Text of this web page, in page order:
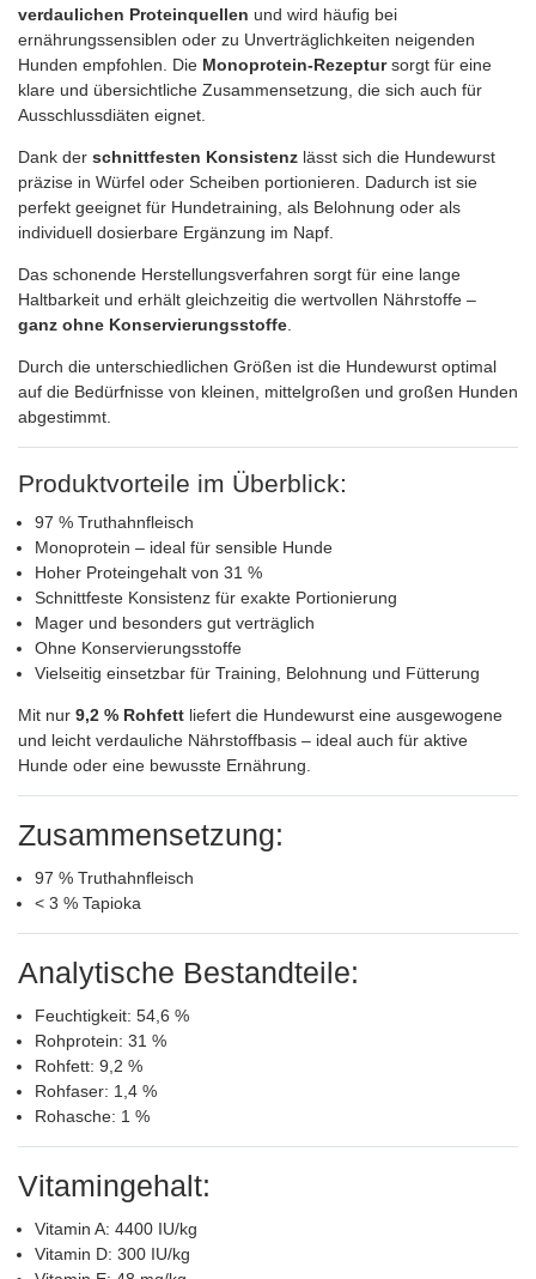
verdaulichen Proteinquellen und wird häufig bei
ernährungssensiblen oder zu Unverträglichkeiten neigenden
Hunden empfohlen. Die Monoprotein-Rezeptursorgt für eine
klare und übersichtliche Zusammensetzung, die sich auch für
Ausschlussdiäten eignet.
Dank der schnittfesten Konsistenz lässt sich die Hundewurst
präzise in Würfel oder Scheiben portionieren. Dadurch ist sie
perfekt geeignet für Hundetraining, als Belohnung oder als
individuell dosierbare Ergänzung im Napf.
Das schonende Herstellungsverfahren sorgt für eine lange
Haltbarkeit und erhält gleichzeitig die wertvollen Nährstoffe –
ganz ohne Konservierungsstoffe
Durch die unterschiedlichen Größen ist die Hundewurst optimal
auf die Bedürfnisse von kleinen, mittelgroßen und großen Hunden
abgestimmt.
Produktvorteile im Überblick:
97 % Truthahnfleisch
Monoprotein – ideal für sensible Hunde
Hoher Proteingehalt von 31 %
Schnittfeste Konsistenz für exakte Portionierung
Mager und besonders gut verträglich
Ohne Konservierungsstoffe
Vielseitig einsetzbar für Training, Belohnung und Fütterung
Mit nur 9,2 % Rohfett liefert die Hundewurst eine ausgewogene
und leicht verdauliche Nährstoffbasis – ideal auch für aktive
Hunde oder eine bewusste Ernährung.
Zusammensetzung:
97 % Truthahnfleisch
< 3 % Tapioka
Analytische Bestandteile:
Feuchtigkeit: 54,6 %
Rohprotein: 31 %
Rohfett: 9,2 %
Rohfaser: 1,4 %
Rohasche: 1 %
Vitamingehalt:
Vitamin A: 4400 IU/kg
Vitamin D: 300 IU/kg